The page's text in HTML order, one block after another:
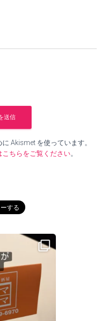
Akismet を使っています。
こちらをご覧ください。